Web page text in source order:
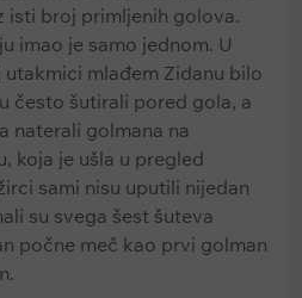
isti broj primljenih golova.
imao je samo jednom. U
mlađem Zidanu bilo
često šutirali pored gola, a
naterali golmana na
koja je ušla u pregled
sami nisu uputili nijedan
su svega šest šuteva
počne meč kao prvi golman